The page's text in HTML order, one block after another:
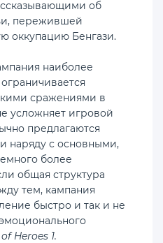
об
пережившей
оккупацию Бенгази.
наиболее
сражениями в
усложняет игровой
предлагаются
наряду с основными,
более
общая структура
тем, кампания
быстро и так и не
Heroes 1.